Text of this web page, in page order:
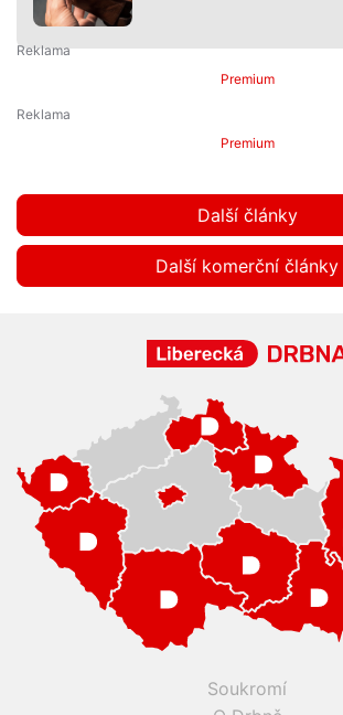
Premium
Premium
Další články
Další komerční články
Soukromí